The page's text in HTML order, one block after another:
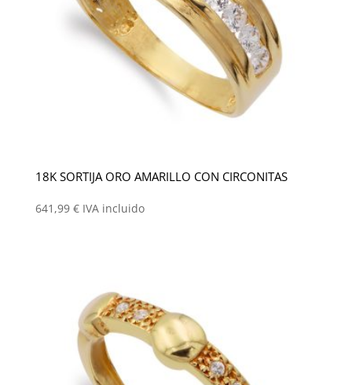
18K SORTIJA ORO AMARILLO CON CIRCONITAS
641,99 € IVA incluido